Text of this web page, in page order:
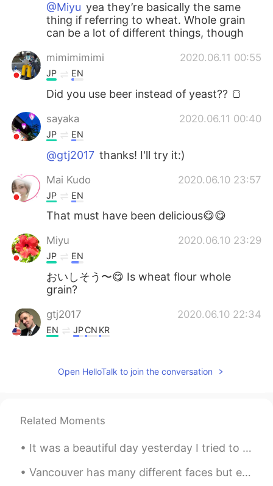
@Miyu yea they’re basically the same
thing if referring to wheat. Whole grain
can be a lot of different things, though
mimimimimi 2020.06.11 00:55
JP EN
Did you use beer instead of yeast?? 🍞
sayaka 2020.06.11 00:40
JP EN
@gtj2017 thanks! I'll try it:)
Mai Kudo 2020.06.10 23:57
JP EN
That must have been delicious😋😋
Miyu 2020.06.10 23:29
JP EN
おいしそう〜😋 Is wheat flour whole
grain?
gtj2017 2020.06.10 22:34
EN JPCN KR
@sayakaI think you should still use
beer ^^
gtj2017 2020.06.10 22:33
Open HelloTalk to join the conversation
Related Moments
It was a beautiful day yesterday I tried to go for a ride but crashed my bike 😂 so I made a stand...
Vancouver has many different faces but even the grey cloudy and gloomy days bring along interesti...